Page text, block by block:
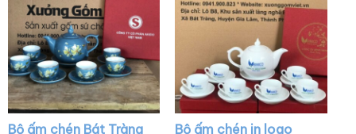
Bộ ấm chén Bát Tràng
Bộ ấm chén in logo